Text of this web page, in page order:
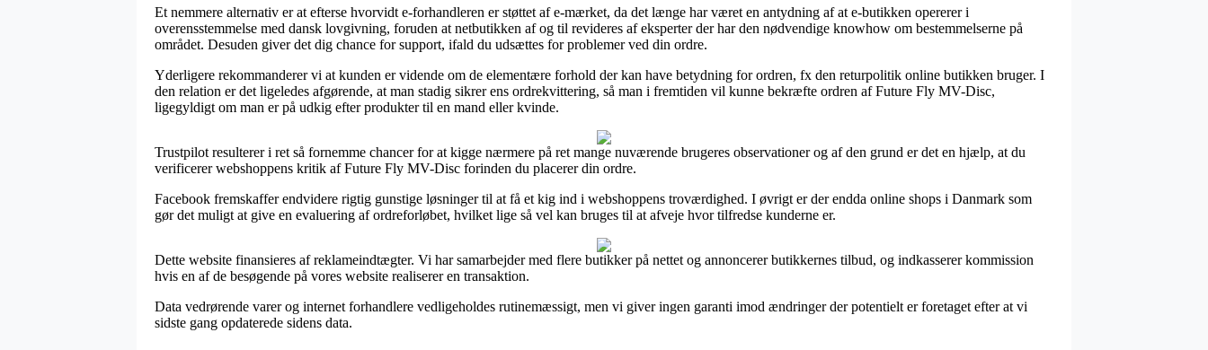
Et nemmere alternativ er at efterse hvorvidt e-forhandleren er støttet af e-mærket, da det længe har været en antydning af at e-butikken opererer i
overensstemmelse med dansk lovgivning, foruden at netbutikken af og til revideres af eksperter der har den nødvendige knowhow om bestemmelserne på
området. Desuden giver det dig chance for support, ifald du udsættes for problemer ved din ordre.
Yderligere rekommanderer vi at kunden er vidende om de elementære forhold der kan have betydning for ordren, fx den returpolitik online butikken bruger. I
den relation er det ligeledes afgørende, at man stadig sikrer ens ordrekvittering, så man i fremtiden vil kunne bekræfte ordren af Future Fly MV-Disc,
ligegyldigt om man er på udkig efter produkter til en mand eller kvinde.
Trustpilot resulterer i ret så fornemme chancer for at kigge nærmere på ret mange nuværende brugeres observationer og af den grund er det en hjælp, at du
verificerer webshoppens kritik af Future Fly MV-Disc forinden du placerer din ordre.
Facebook fremskaffer endvidere rigtig gunstige løsninger til at få et kig ind i webshoppens troværdighed. I øvrigt er der endda online shops i Danmark som
gør det muligt at give en evaluering af ordreforløbet, hvilket lige så vel kan bruges til at afveje hvor tilfredse kunderne er.
Dette website finansieres af reklameindtægter. Vi har samarbejder med flere butikker på nettet og annoncerer butikkernes tilbud, og indkasserer kommission
hvis en af de besøgende på vores website realiserer en transaktion.
Data vedrørende varer og internet forhandlere vedligeholdes rutinemæssigt, men vi giver ingen garanti imod ændringer der potentielt er foretaget efter at vi
sidste gang opdaterede sidens data.